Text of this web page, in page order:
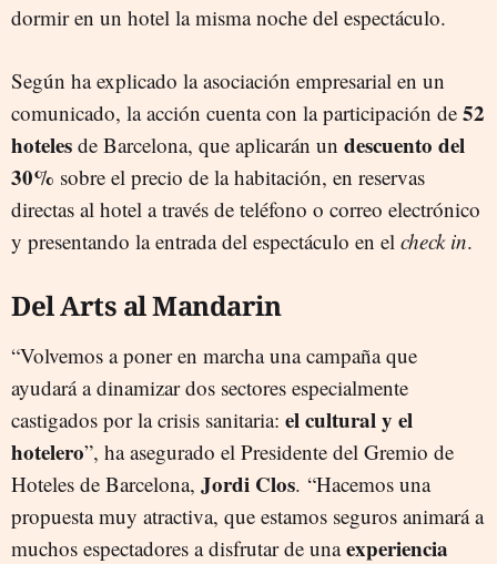
dormir en un hotel la misma noche del espectáculo.
Según ha explicado la asociación empresarial en un
comunicado, la acción cuenta con la participación de 52
hoteles de Barcelona, que aplicarán un descuento del
30% sobre el precio de la habitación, en reservas
directas al hotel a través de teléfono o correo electrónico
y presentando la entrada del espectáculo en el check in.
Del Arts al Mandarin
“Volvemos a poner en marcha una campaña que
ayudará a dinamizar dos sectores especialmente
castigados por la crisis sanitaria: el cultural y el
hotelero”, ha asegurado el Presidente del Gremio de
Hoteles de Barcelona, Jordi Clos. “Hacemos una
propuesta muy atractiva, que estamos seguros animará a
muchos espectadores a disfrutar de unaexperiencia